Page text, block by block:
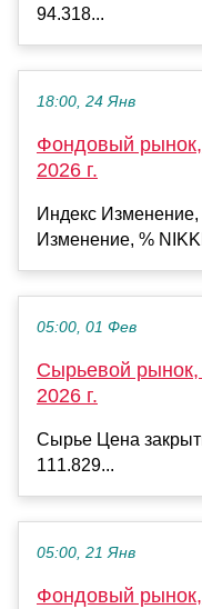
94.318...
18:00, 24 Янв
Фондовый
2026 г.
Индекс
Изменение, %
05:00, 01 Фев
Сырьевой рынок,
2026 г.
Сырье Цена
111.829...
05:00, 21 Янв
Фондовый